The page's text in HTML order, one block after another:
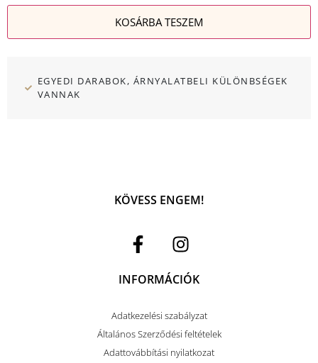
KOSÁRBA TESZEM
EGYEDI DARABOK, ÁRNYALATBELI KÜLÖNBSÉGEK
VANNAK
KÖVESS ENGEM!
INFORMÁCIÓK
Adatkezelési szabályzat
Általános Szerződési feltételek
Adattovábbítási nyilatkozat